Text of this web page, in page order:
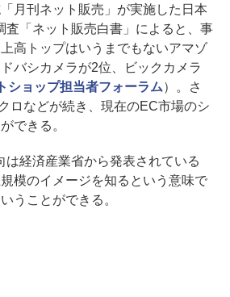
月刊ネット販売」が実施した日本
査「ネット販売白書」によると、事
高トップはいうまでもないアマゾ
バシカメラが2位、ビックカメラ
ショップ担当者フォーラム）。さ
ロなどが続き、現在のEC市場のシ
できる。
経済産業省から発表されている
模のイメージを知るという意味で
うことができる。